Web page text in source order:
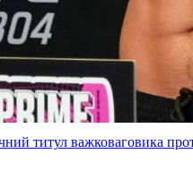
титул важковаговика